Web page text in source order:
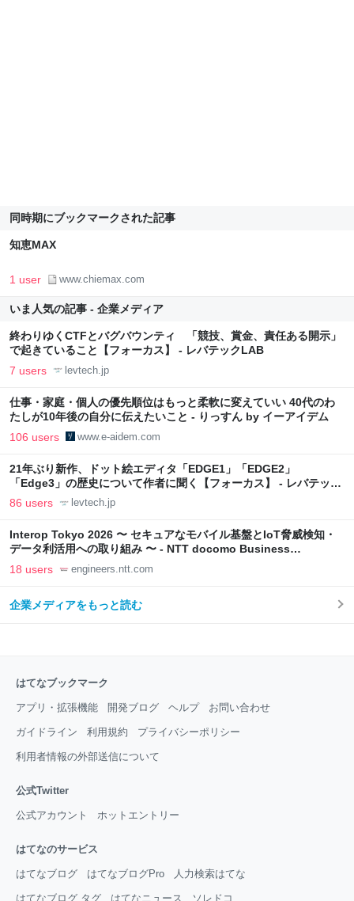
同時期にブックマークされた記事
知恵MAX
1 user www.chiemax.com
いま人気の記事 - 企業メディア
終わりゆくCTFとバグバウンティ 「競技、賞金、責任ある開示」
で起きていること【フォーカス】 - レバテックLAB
7 users levtech.jp
仕事・家庭・個人の優先順位はもっと柔軟に変えていい 40代のわ
たしが10年後の自分に伝えたいこと - りっすん by イーアイデム
106 users www.e-aidem.com
21年ぶり新作、ドット絵エディタ「EDGE1」「EDGE2」
「Edge3」の歴史について作者に聞く【フォーカス】 - レバテック
LAB
86 users levtech.jp
Interop Tokyo 2026 〜 セキュアなモバイル基盤とIoT脅威検知・
データ利活用への取り組み 〜 - NTT docomo Business
Engineers' Blog
18 users engineers.ntt.com
企業メディアをもっと読む
はてなブックマーク
アプリ・拡張機能 開発ブログ ヘルプ お問い合わせ
ガイドライン 利用規約 プライバシーポリシー
利用者情報の外部送信について
公式Twitter
公式アカウント ホットエントリー
はてなのサービス
はてなブログ はてなブログPro 人力検索はてな
はてなブログ タグ はてなニュース ソレドコ